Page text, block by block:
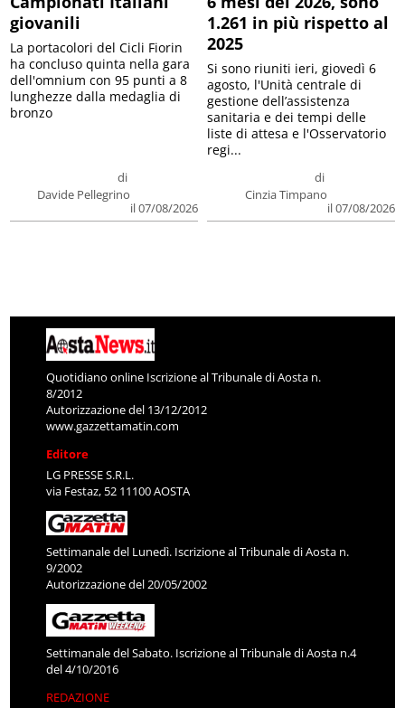
giovanili
di
Davide Pellegrino
il 07/08/2026
La portacolori del Cicli Fiorin
ha concluso quinta nella gara
dell'omnium con 95 punti a 8
lunghezze dalla medaglia di
bronzo
1.261 in più rispetto al
2025
di
Cinzia Timpano
il 07/08/2026
Si sono riuniti ieri, giovedì 6
agosto, l'Unità centrale di
gestione dell’assistenza
sanitaria e dei tempi delle
liste di attesa e l'Osservatorio
regi...
Quotidiano online Iscrizione al Tribunale di Aosta n.
8/2012
Autorizzazione del 13/12/2012
www.gazzettamatin.com
Editore
LG PRESSE S.R.L.
via Festaz, 52 11100 AOSTA
Settimanale del Lunedì. Iscrizione al Tribunale di Aosta n.
9/2002
Autorizzazione del 20/05/2002
Settimanale del Sabato. Iscrizione al Tribunale di Aosta n.4
del 4/10/2016
REDAZIONE